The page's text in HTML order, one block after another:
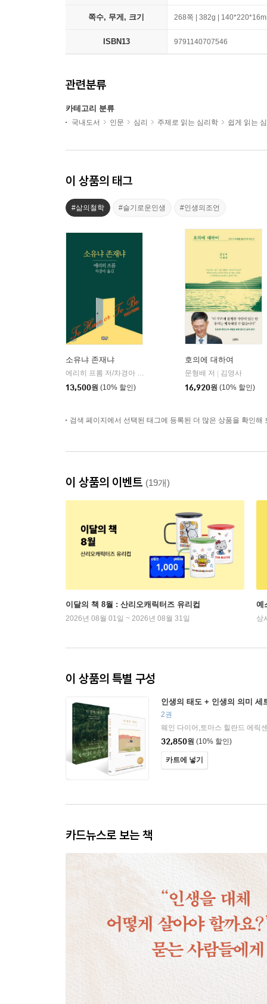
쪽수, 무게, 크기 268쪽 | 382g |
ISBN13 9791140707546
관련분류
카테고리 분류
국내도서 인문 심리 주제로 읽는 심리학 쉽게 읽는
이 상품의 태그
#삶의철학 #슬기로운인생 #인생의조언
소유냐 존재냐
에리히 프롬 저/차경아 역
까치(까치글방)
13,500원 (10% 할인)
호의에 대하여
문형배 저
김영사
16,920원 (10% 할인)
검색 페이지에서 선택된 태그에 등록된 더 많은 상품을 확인해
이 상품의 이벤트 (19개)
이달의 책 8월 : 산리오캐릭터즈 유리컵
2026년 08월 01일 ~ 2026년 08월 31일
예
상
이 상품의 특별 구성
인생의 태도 + 인생의 의미 세
2권
32,850원 (10% 할인)
카트에 넣기
카드뉴스로 보는 책